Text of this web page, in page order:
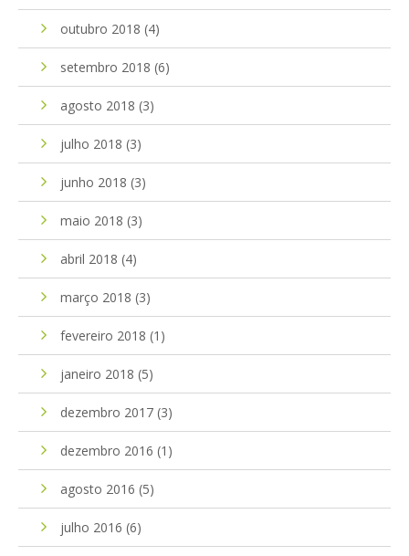
outubro 2018 (4)
setembro 2018 (6)
agosto 2018 (3)
julho 2018 (3)
junho 2018 (3)
maio 2018 (3)
abril 2018 (4)
março 2018 (3)
fevereiro 2018 (1)
janeiro 2018 (5)
dezembro 2017 (3)
dezembro 2016 (1)
agosto 2016 (5)
julho 2016 (6)